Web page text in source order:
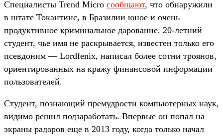
Специалисты Trend Micro сообщают, что обнаружили
в штате Токантинс, в Бразилии юное и очень
продуктивное криминальное дарование. 20-летний
студент, чье имя не раскрывается, известен только его
псевдоним — Lordfenix, написал более сотни троянов,
ориентированных на кражу финансовой информации
пользователей.
Студент, познающий премудрости компьютерных наук,
видимо решил подзаработать. Впервые он попал на
экраны радаров еще в 2013 году, когда только начал